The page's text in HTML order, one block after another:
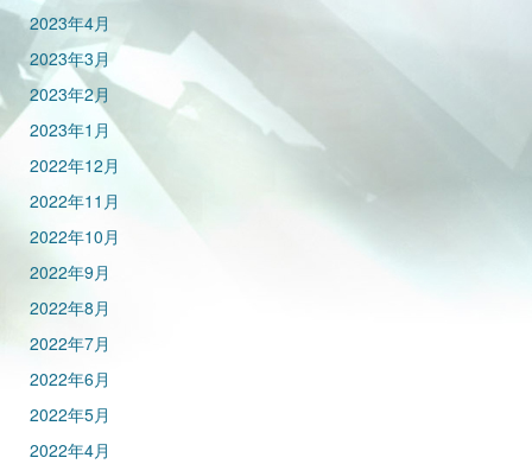
2023年4月
2023年3月
2023年2月
2023年1月
2022年12月
2022年11月
2022年10月
2022年9月
2022年8月
2022年7月
2022年6月
2022年5月
2022年4月